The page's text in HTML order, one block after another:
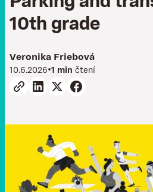
10th grade
Veronika Friebová
10.6.2026•1 min čtení